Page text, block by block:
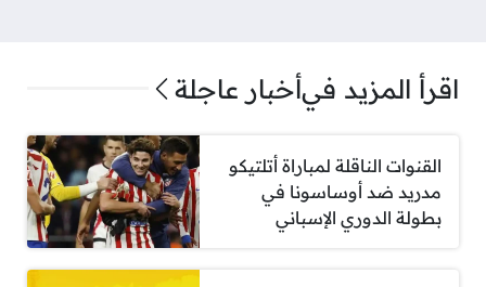
اقرأ المزيد فيأخبار عاجلة
القنوات الناقلة لمباراة أتلتيكو
مدريد ضد أوساسونا في
بطولة الدوري الإسباني